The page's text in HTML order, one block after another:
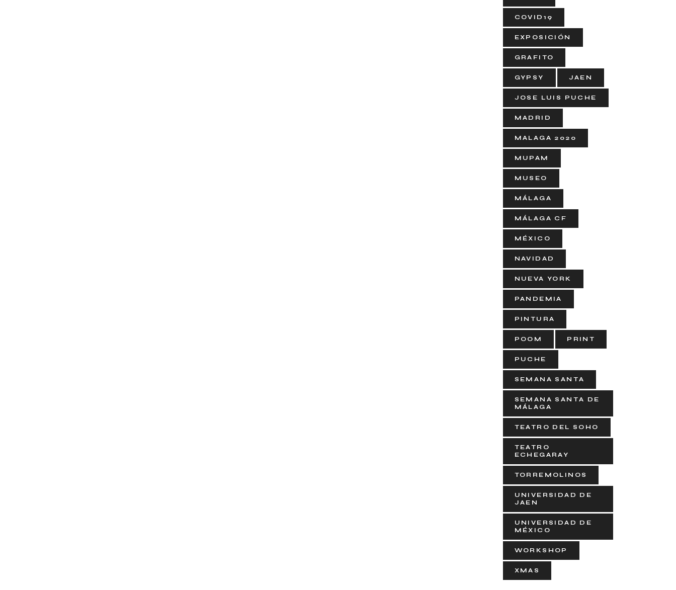
COVID19
EXPOSICIÓN
GRAFITO
GYPSY JAEN
JOSE LUIS PUCHE
MADRID
MALAGA 2020
MUPAM
MUSEO
MÁLAGA
MÁLAGA CF
MÉXICO
NAVIDAD
NUEVA YORK
PANDEMIA
PINTURA
POOM PRINT
PUCHE
SEMANA SANTA
SEMANA SANTA DE
MÁLAGA
TEATRO DEL SOHO
TEATRO
ECHEGARAY
TORREMOLINOS
UNIVERSIDAD DE
JAEN
UNIVERSIDAD DE
MÉXICO
WORKSHOP
XMAS